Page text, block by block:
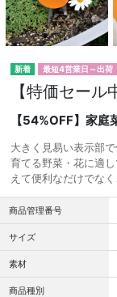
最短4営業日～出荷
【特価セー
【54%OFF】家
大きく見易い表示部
育てる野菜・花に適
えて便利なだけでな
商品管理番号
サイズ
素材
商品種別